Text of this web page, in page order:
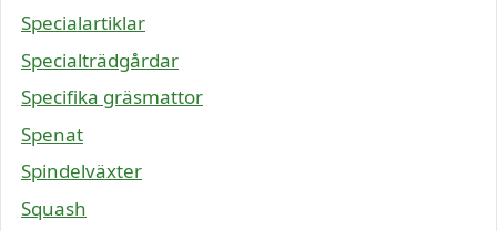
Specialartiklar
Specialträdgårdar
Specifika gräsmattor
Spenat
Spindelväxter
Squash